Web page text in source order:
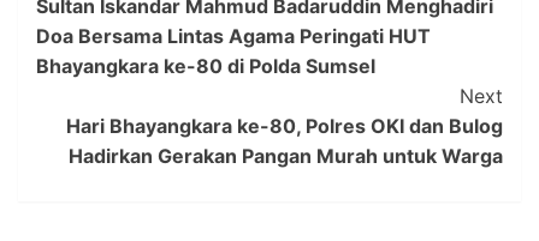
Navigation
Sultan Iskandar Mahmud Badaruddin Menghadiri
Doa Bersama Lintas Agama Peringati HUT
Bhayangkara ke-80 di Polda Sumsel
Next
Hari Bhayangkara ke-80, Polres OKI dan Bulog
Hadirkan Gerakan Pangan Murah untuk Warga